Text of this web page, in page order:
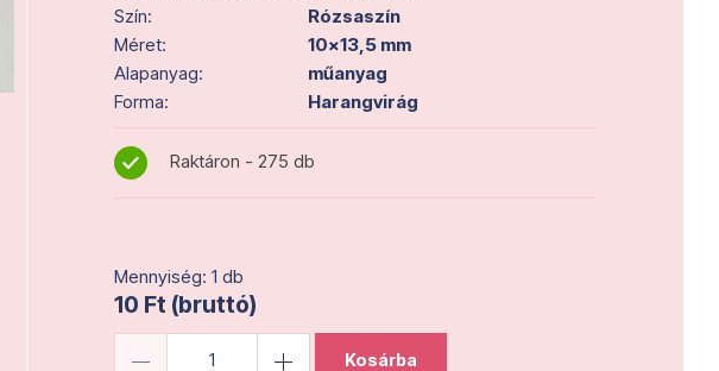
Szín:
Rózsaszín
Méret:
10x13,5 mm
Alapanyag:
műanyag
Forma:
Harangvirág
Raktáron - 275 db
Mennyiség: 1 db
10 Ft (bruttó)
Kosárba